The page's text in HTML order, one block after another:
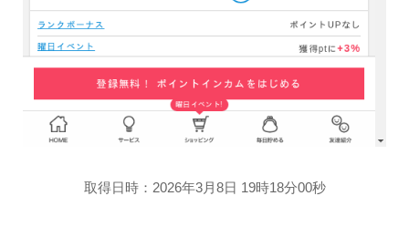
取得日時：2026年3月8日 19時18分00秒